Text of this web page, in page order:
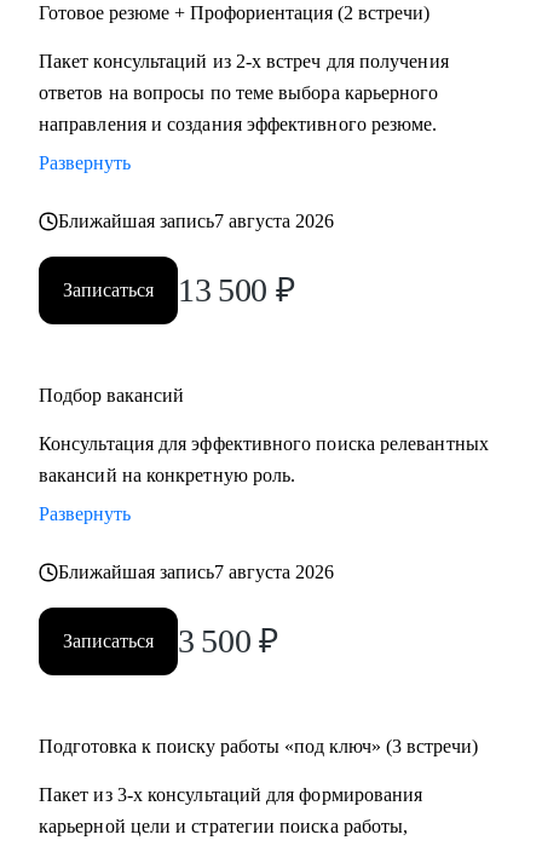
Готовое резюме + Профориентация (2 встречи)
Пакет консультаций из 2-х встреч для получения
ответов на вопросы по теме выбора карьерного
направления и создания эффективного резюме.
Развернуть
Ближайшая запись7 августа 2026
Записаться 13 500 ₽
Подбор вакансий
Консультация для эффективного поиска релевантных
вакансий на конкретную роль.
Развернуть
Ближайшая запись7 августа 2026
Записаться 3 500 ₽
Подготовка к поиску работы «под ключ» (3 встречи)
Пакет из 3-х консультаций для формирования
карьерной цели и стратегии поиска работы,